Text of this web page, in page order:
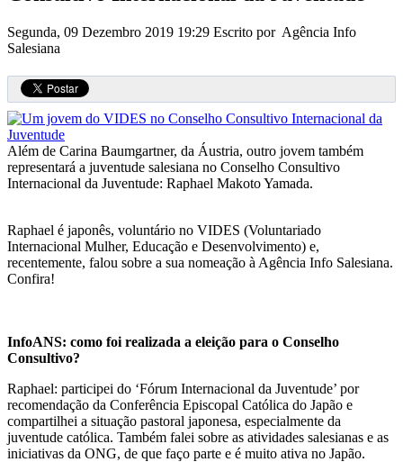
Segunda, 09 Dezembro 2019 19:29 Escrito por Agência Info
Salesiana
Além de Carina Baumgartner, da Áustria, outro jovem também
representará a juventude salesiana no Conselho Consultivo
Internacional da Juventude: Raphael Makoto Yamada.
Raphael é japonês, voluntário no VIDES (Voluntariado
Internacional Mulher, Educação e Desenvolvimento) e,
recentemente, falou sobre a sua nomeação à Agência Info Salesiana.
Confira!
InfoANS: como foi realizada a eleição para o Conselho
Consultivo?
Raphael: participei do ‘Fórum Internacional da Juventude’ por
recomendação da Conferência Episcopal Católica do Japão e
compartilhei a situação pastoral japonesa, especialmente da
juventude católica. Também falei sobre as atividades salesianas e as
iniciativas da ONG, de que faço parte e é muito ativa no Japão.